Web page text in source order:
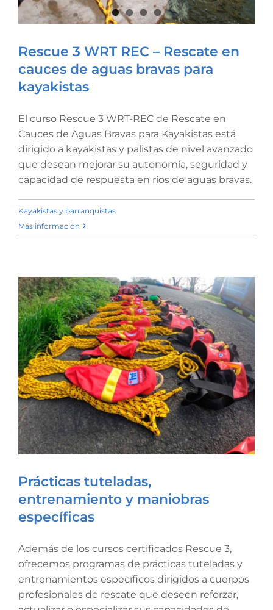
Rescue 3 WRT REC – Rescate
en cauces de aguas bravas
para kayakistas
Rescue 3 WRT REC – Rescate en
cauces de aguas bravas para
kayakistas
El curso Rescue 3 WRT-REC de Rescate en
Cauces de Aguas Bravas para Kayakistas está
dirigido a kayakistas y palistas de nivel avanzado
que desean mejorar su autonomía, seguridad y
capacidad de respuesta en ríos de aguas bravas.
Kayakistas y barranquistas
Más información
entrenamiento y maniobras
específicas
Prácticas tuteladas,
entrenamiento y maniobras
específicas
Además de los cursos certificados Rescue 3,
ofrecemos programas de prácticas tuteladas y
entrenamientos específicos dirigidos a cuerpos
profesionales de rescate que deseen reforzar,